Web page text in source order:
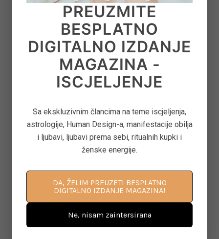
GLASU
June 22, 2026
‘CONTROL FREAK’ – KAKO OTPUSTITI
OPSESIVNU POTREBU ZA KONTROLOM
ASTEROID JUNO U ASTROLOGIJI – ARHETIP
KRALJICE, BRAKA I MOĆI U ODNOSIMA
KAKO PONOVNO PROBUDITI KREATIVNOST
KROZ POKRET, DAH I SVJESNU PRISUTNOST
on June 8, 2026
PREUZMITE
BESPLATNO
DIGITALNO IZDANJE
MAGAZINA -
ISCJELJENJE
Sa ekskluzivnim člancima na teme iscjeljenja,
astrologije, Human Design-a, manifestacije obilja
i ljubavi, ljubavi prema sebi, ritualnih kupki i
ženske energije.
DA, ŽELIM PREUZETI BESPLATNO
DIGITALNO IZDANJE MAGAZINA!
Ne, nisam zaintersirana